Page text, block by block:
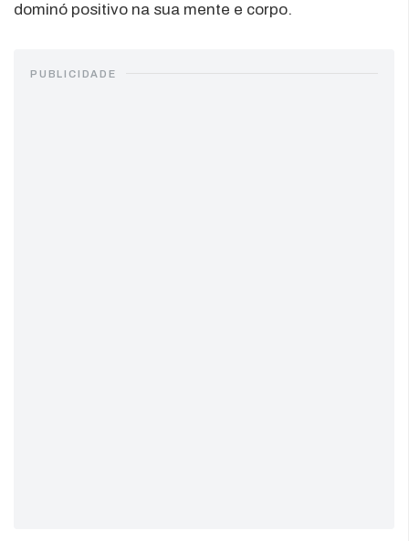
dominó positivo na sua mente e corpo.
PUBLICIDADE